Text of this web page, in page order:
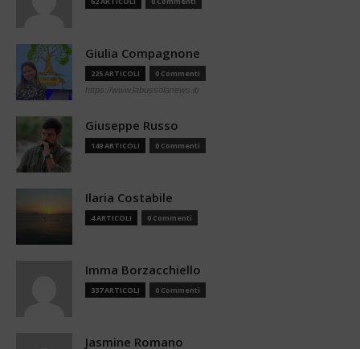
Giulia Compagnone
225 ARTICOLI 0 Commenti
https://www.labussolanews.it/
Giuseppe Russo
149 ARTICOLI 0 Commenti
Ilaria Costabile
4 ARTICOLI 0 Commenti
Imma Borzacchiello
337 ARTICOLI 0 Commenti
Jasmine Romano